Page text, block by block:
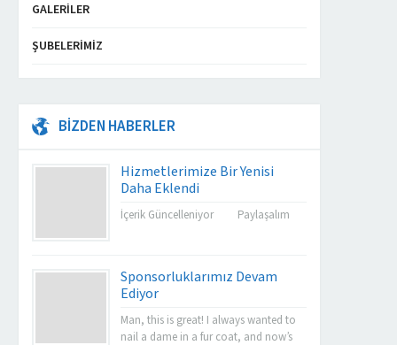
GALERILER
ŞUBELERIMIZ
BİZDEN HABERLER
Hizmetlerimize Bir Yenisi
Daha Eklendi
İçerik Güncelleniyor Paylaşalım
Sponsorluklarımız Devam
Ediyor
Man, this is great! I always wanted to
nail a dame in a fur coat, and now’s